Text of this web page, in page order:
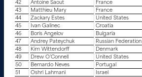
42
Antoine Saout France
43
Matthieu Mary France
44
Zackary Estes United States
45
Ivan Galinec Croatia
46
Boris Angelov Bulgaria
47
Andrey Pateychuk Russian Federation
48
Kim Wittendorff Denmark
49
Drew O’Connell United States
50
Bernardo Neves Portugal
51
Oshri Lahmani Israel